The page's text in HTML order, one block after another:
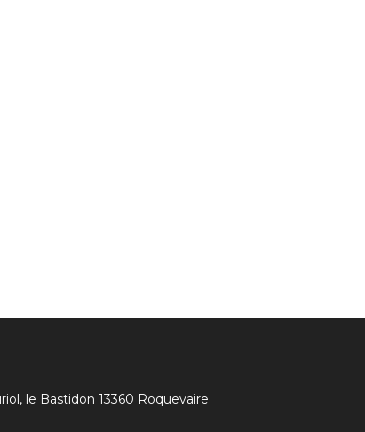
le Bastidon 13360 Roquevaire